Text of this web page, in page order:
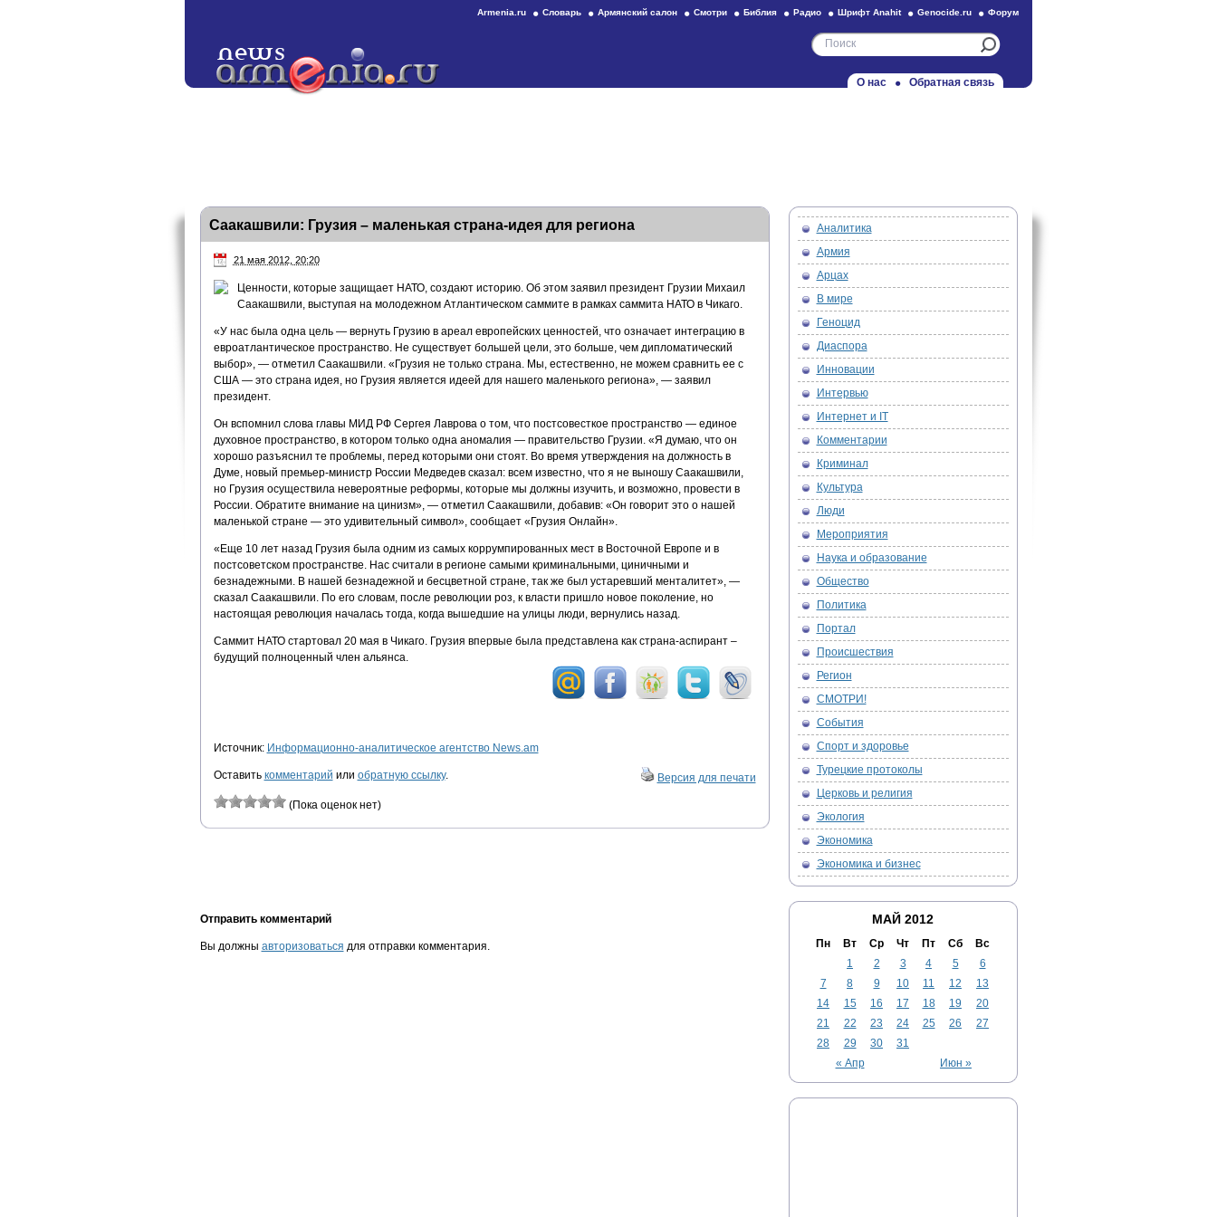
Armenia.ru Словарь Армянский салон Смотри Библия Радио Шрифт Anahit Genocide.ru Форум
О нас Обратная связь
Саакашвили: Грузия – маленькая страна-идея для региона
21 мая 2012, 20:20
Ценности, которые защищает НАТО, создают историю. Об этом заявил президент Грузии Михаил
Саакашвили, выступая на молодежном Атлантическом саммите в рамках саммита НАТО в Чикаго.
«У нас была одна цель — вернуть Грузию в ареал европейских ценностей, что означает интеграцию в
евроатлантическое пространство. Не существует большей цели, это больше, чем дипломатический
выбор», — отметил Саакашвили. «Грузия не только страна. Мы, естественно, не можем сравнить ее с
США — это страна идея, но Грузия является идеей для нашего маленького региона», — заявил
президент.
Он вспомнил слова главы МИД РФ Сергея Лаврова о том, что постсовесткое пространство — единое
духовное пространство, в котором только одна аномалия — правительство Грузии. «Я думаю, что он
хорошо разъяснил те проблемы, перед которыми они стоят. Во время утверждения на должность в
Думе, новый премьер-министр России Медведев сказал: всем известно, что я не выношу Саакашвили,
но Грузия осуществила невероятные реформы, которые мы должны изучить, и возможно, провести в
России. Обратите внимание на цинизм», — отметил Саакашвили, добавив: «Он говорит это о нашей
маленькой стране — это удивительный символ», сообщает «Грузия Онлайн».
«Еще 10 лет назад Грузия была одним из самых коррумпированных мест в Восточной Европе и в
постсоветском пространстве. Нас считали в регионе самыми криминальными, циничными и
безнадежными. В нашей безнадежной и бесцветной стране, так же был устаревший менталитет», —
сказал Саакашвили. По его словам, после революции роз, к власти пришло новое поколение, но
настоящая революция началась тогда, когда вышедшие на улицы люди, вернулись назад.
Саммит НАТО стартовал 20 мая в Чикаго. Грузия впервые была представлена как страна-аспирант –
будущий полноценный член альянса.
Источник: Информационно-аналитическое агентство News.am
Оставить комментарий или обратную ссылку. Версия для печати
(Пока оценок нет)
Отправить комментарий
Вы должны авторизоваться для отправки комментария.
Аналитика
Армия
Арцах
В мире
Геноцид
Диаспора
Инновации
Интервью
Интернет и IT
Комментарии
Криминал
Культура
Люди
Мероприятия
Наука и образование
Общество
Политика
Портал
Происшествия
Регион
СМОТРИ!
События
Спорт и здоровье
Турецкие протоколы
Церковь и религия
Экология
Экономика
Экономика и бизнес
МАЙ 2012
Пн Вт Ср Чт Пт Сб Вс
« Апр Июн »
1 2 3 4 5
6
7
8 9 10 11 12
13
14
15 16 17 18 19
20
21
22 23 24 25 26
27
28
29 30 31